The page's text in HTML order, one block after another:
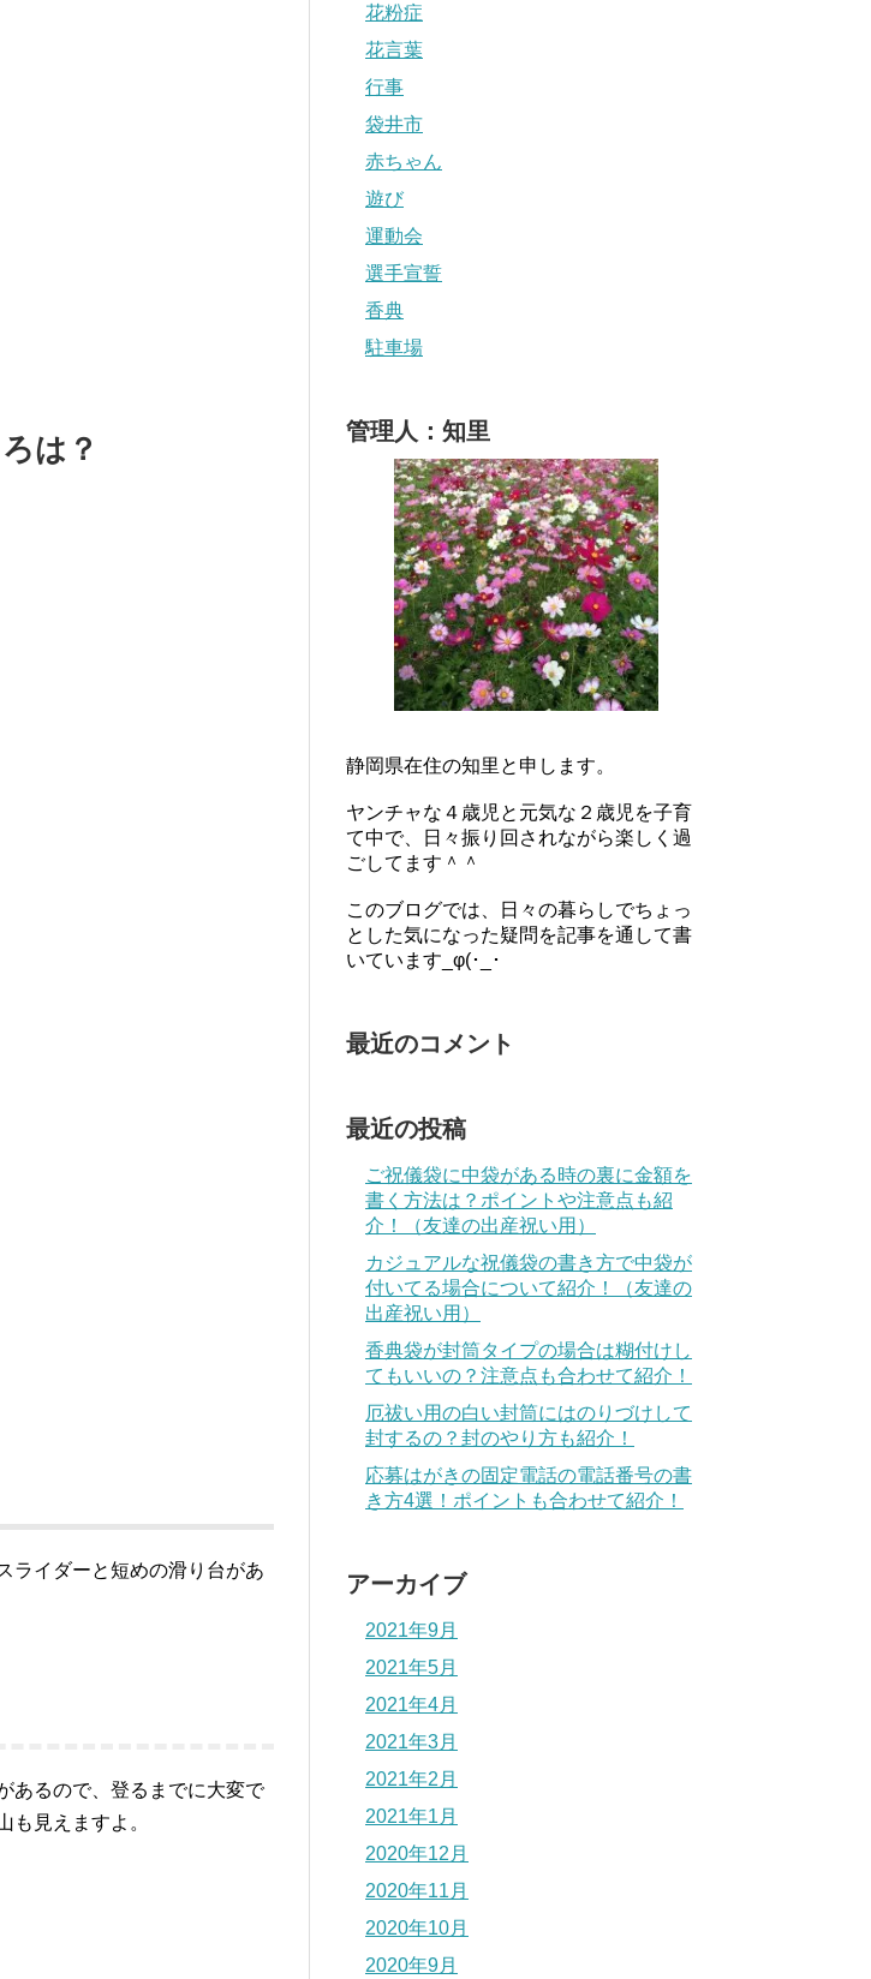
は？
ライダーと短めの滑り台があ
あるので、登るまでに大変で
見えますよ。
花粉症
花言葉
行事
袋井市
赤ちゃん
遊び
運動会
選手宣誓
香典
駐車場
管理人：知里
静岡県在住の知里と申します。
ヤンチャな４歳児と元気な２歳児を子育
て中で、日々振り回されながら楽しく過
ごしてます＾＾
このブログでは、日々の暮らしでちょっ
とした気になった疑問を記事を通して書
いています_φ(･_･
最近のコメント
最近の投稿
ご祝儀袋に中袋がある時の裏に金額を
書く方法は？ポイントや注意点も紹
介！（友達の出産祝い用）
カジュアルな祝儀袋の書き方で中袋が
付いてる場合について紹介！（友達の
出産祝い用）
香典袋が封筒タイプの場合は糊付けし
てもいいの？注意点も合わせて紹介！
厄祓い用の白い封筒にはのりづけして
封するの？封のやり方も紹介！
応募はがきの固定電話の電話番号の書
き方4選！ポイントも合わせて紹介！
アーカイブ
2021年9月
2021年5月
2021年4月
2021年3月
2021年2月
2021年1月
2020年12月
2020年11月
2020年10月
2020年9月